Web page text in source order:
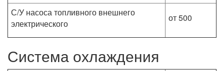
С/У насоса топливного внешнего
электрического
от 500
Система охлаждения